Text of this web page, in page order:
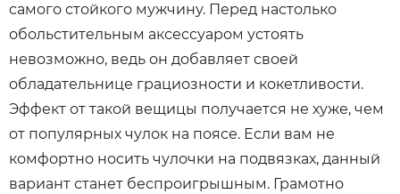
самого стойкого мужчину. Перед настолько
обольстительным аксессуаром устоять
невозможно, ведь он добавляет своей
обладательнице грациозности и кокетливости.
Эффект от такой вещицы получается не хуже, чем
от популярных чулок на поясе. Если вам не
комфортно носить чулочки на подвязках, данный
вариант станет беспроигрышным. Грамотно